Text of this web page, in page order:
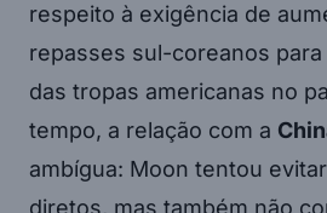
respeito à exigência de
repasses sul-coreanos
das tropas americanas no
tempo, a relação com a
ambígua: Moon tentou